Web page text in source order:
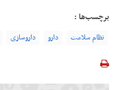
برچسب‌ها :
نظام سلامت دارو داروسازی